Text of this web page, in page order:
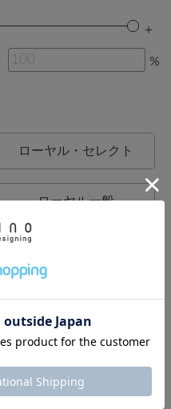
%
ローヤル・セレクト
ローヤル一般
UCHINO relax